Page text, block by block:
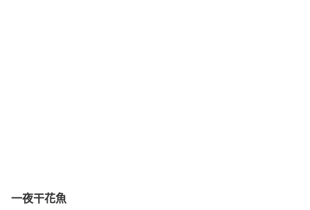
一夜干花魚